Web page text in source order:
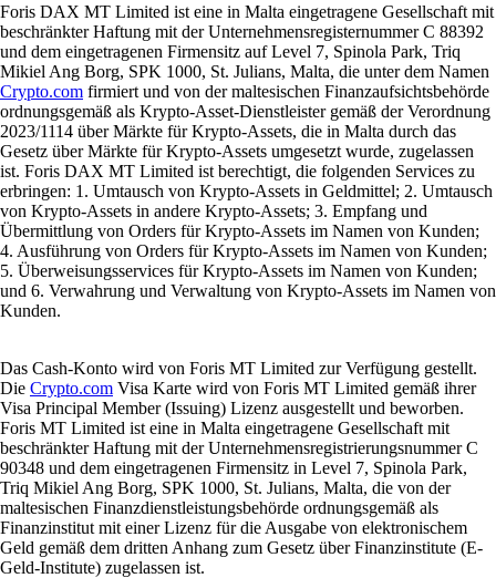
Foris DAX MT Limited ist eine in Malta eingetragene Gesellschaft mit
beschränkter Haftung mit der Unternehmensregisternummer C 88392
und dem eingetragenen Firmensitz auf Level 7, Spinola Park, Triq
Mikiel Ang Borg, SPK 1000, St. Julians, Malta, die unter dem Namen
Crypto.com firmiert und von der maltesischen Finanzaufsichtsbehörde
ordnungsgemäß als Krypto-Asset-Dienstleister gemäß der Verordnung
2023/1114 über Märkte für Krypto-Assets, die in Malta durch das
Gesetz über Märkte für Krypto-Assets umgesetzt wurde, zugelassen
ist. Foris DAX MT Limited ist berechtigt, die folgenden Services zu
erbringen: 1. Umtausch von Krypto-Assets in Geldmittel; 2. Umtausch
von Krypto-Assets in andere Krypto-Assets; 3. Empfang und
Übermittlung von Orders für Krypto-Assets im Namen von Kunden;
4. Ausführung von Orders für Krypto-Assets im Namen von Kunden;
5. Überweisungsservices für Krypto-Assets im Namen von Kunden;
und 6. Verwahrung und Verwaltung von Krypto-Assets im Namen von
Kunden.
Das Cash-Konto wird von Foris MT Limited zur Verfügung gestellt.
Die Crypto.com Visa Karte wird von Foris MT Limited gemäß ihrer
Visa Principal Member (Issuing) Lizenz ausgestellt und beworben.
Foris MT Limited ist eine in Malta eingetragene Gesellschaft mit
beschränkter Haftung mit der Unternehmensregistrierungsnummer C
90348 und dem eingetragenen Firmensitz in Level 7, Spinola Park,
Triq Mikiel Ang Borg, SPK 1000, St. Julians, Malta, die von der
maltesischen Finanzdienstleistungsbehörde ordnungsgemäß als
Finanzinstitut mit einer Lizenz für die Ausgabe von elektronischem
Geld gemäß dem dritten Anhang zum Gesetz über Finanzinstitute (E-
Geld-Institute) zugelassen ist.